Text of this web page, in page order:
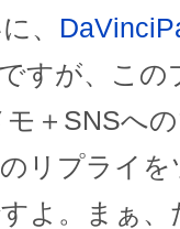
、
すが、こ
＋SNSへ
リプライ
よ。まぁ